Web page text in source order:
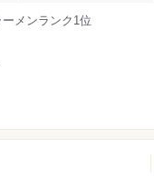
メンランク1位